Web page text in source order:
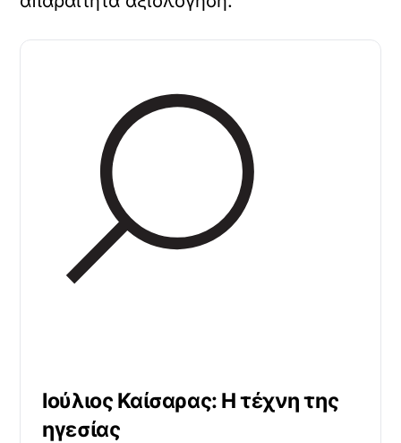
Ιούλιος Καίσαρας: Η τέχνη της
ηγεσίας